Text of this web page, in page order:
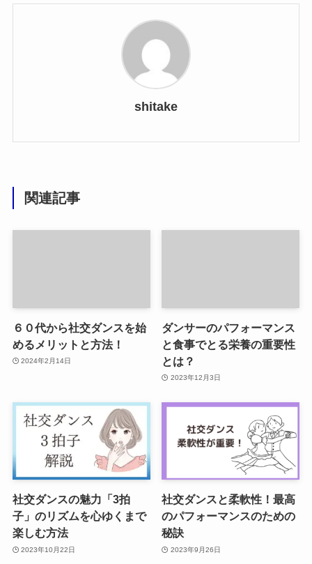
shitake
関連記事
６０代から社交ダンスを始
めるメリットと方法！
2024年2月14日
ダンサーのパフォーマンス
と食事でとる栄養の重要性
とは？
2023年12月3日
社交ダンスの魅力「3拍
子」のリズムを心ゆくまで
楽しむ方法
2023年10月22日
社交ダンスと柔軟性！最高
のパフォーマンスのための
秘訣
2023年9月26日